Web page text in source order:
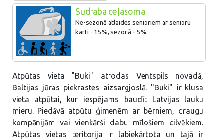
Sudraba ceļasoma
Ne-sezonā atlaides senioriem ar senioru
karti - 15%, sezonā - 5%.
Atpūtas vieta "Buki" atrodas Ventspils novadā,
Baltijas jūras piekrastes aizsargjoslā. "Buki" ir klusa
vieta atpūtai, kur iespējams baudīt Latvijas lauku
mieru. Piedāvā atpūtu ģimenēm ar bērniem, draugu
kompānijām vai vienkārši dabu mīlošiem cilvēkiem.
Atpūtas vietas teritorija ir labiekārtota un tajā ir